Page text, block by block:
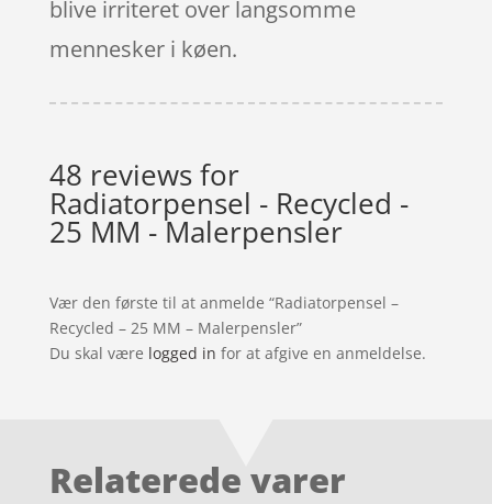
blive irriteret over langsomme
mennesker i køen.
48 reviews for
Radiatorpensel - Recycled -
25 MM - Malerpensler
Vær den første til at anmelde “Radiatorpensel –
Recycled – 25 MM – Malerpensler”
Du skal være logged in for at afgive en anmeldelse.
Relaterede varer